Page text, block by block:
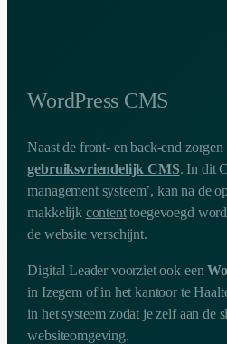
WordPress CMS
Naast de front- en back-end
gebruiksvriendelijk CMS. In dit
management systeem’, kan na de
makkelijk contenttoegevoegd
de website verschijnt.
Digital Leader voorziet ook een
in Izegem of in het kantoor te
in het systeem zodat je zelf aan de
websiteomgeving.